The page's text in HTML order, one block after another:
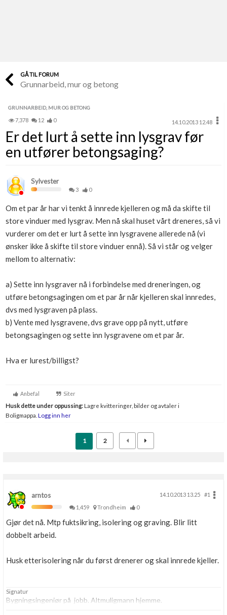
Finn håndverkere
Papirer som mangler
Skaff dokumentasjon som mangler
Se din bolig? Klikk her
Boligmappa+
Få mer ut av Boligmappa
Nytt
GÅ TIL FORUM
Grunnarbeid, mur og betong
GRUNNARBEID, MUR OG BETONG
7,378 12 0 14.10.2013 12.48
Er det lurt å sette inn lysgrav før
en utfører betongsaging?
Sylvester
3 0
Om et par år har vi tenkt å innrede kjelleren og må da skifte til
store vinduer med lysgrav. Men nå skal huset vårt dreneres, så vi
vurderer om det er lurt å sette inn lysgravene allerede nå (vi
ønsker ikke å skifte til store vinduer ennå). Så vi står og velger
mellom to alternativ:
a) Sette inn lysgraver nå i forbindelse med dreneringen, og
utføre betongsagingen om et par år når kjelleren skal innredes,
dvs med lysgraven på plass.
b) Vente med lysgravene, dvs grave opp på nytt, utføre
betongsagingen og sette inn lysgravene om et par år.
Hva er lurest/billigst?
Anbefal Siter
Husk dette under oppussing:Lagre kvitteringer, bilder og avtaler i
Boligmappa. Logg inn her
1 2
arntos 14.10.2013 13.25
#1
1,459
Trondheim 0
Gjør det nå. Mtp fuktsikring, isolering og graving. Blir litt
dobbelt arbeid.
Husk etterisolering når du først drenerer og skal innrede kjeller.
Signatur
Bygningsingeniør på jobb. Altmuligmann hjemme.